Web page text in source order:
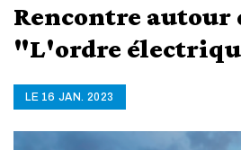
Rencontre autour
"L'ordre
LE 16 JAN. 2023